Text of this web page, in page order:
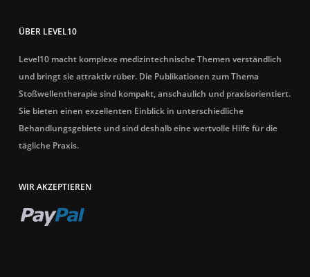
ÜBER LEVEL10
Level10 macht komplexe medizintechnische Themen verständlich
und bringt sie attraktiv rüber. Die Publikationen zum Thema
Stoßwellentherapie sind kompakt, anschaulich und praxisorientiert.
Sie bieten einen exzellenten Einblick in unterschiedliche
Behandlungsgebiete und sind deshalb eine wertvolle Hilfe für die
tägliche Praxis.
WIR AKZEPTIEREN